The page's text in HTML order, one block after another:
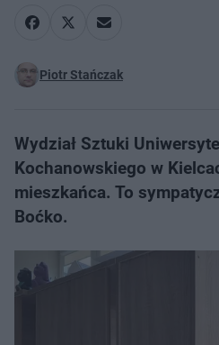
Piotr Stańczak
Wydział Sztuki
Kochanowskiego w
mieszkańca. To
Boćko.